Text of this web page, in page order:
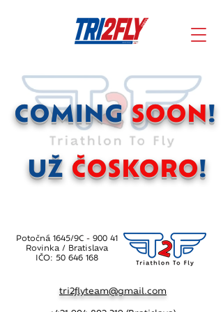
COMING SOON!
UŽČOSKORO!
Potočná 1645/9C- 900 41
Rovinka / Bratislava
​IČO: 50 646 168
tri2flyteam@gmail.com